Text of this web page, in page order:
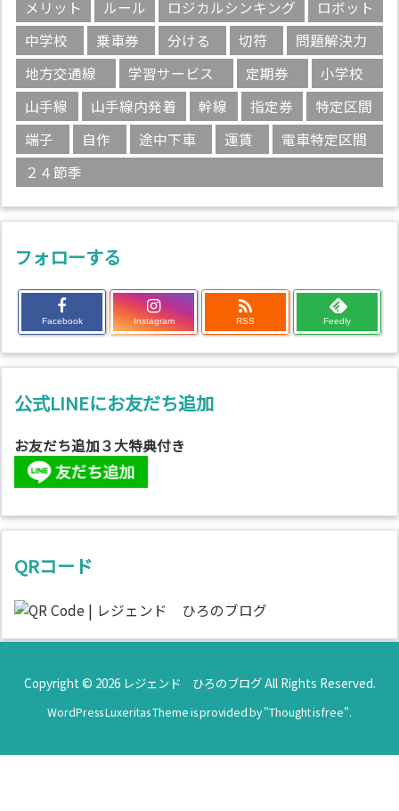
メリット
ルール ロジカルシンキング
ロボット
中学校
乗車券 分ける 切符
問題解決力
地方交通線
学習サービス 定期券
小学校
山手線
山手線内発着 幹線 指定券
特定区間
端子
自作 途中下車 運賃
電車特定区間
２４節季
フォローする
Facebook Instagram

RSS Feedly
公式LINEにお友だち追加
お友だち追加３大特典付き
QRコード
Copyright © 2026 レジェンド ひろのブログAll Rights Reserved.
WordPress Luxeritas Theme is provided by "Thought is free".